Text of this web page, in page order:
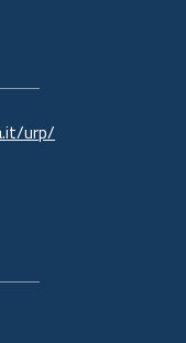
urp/